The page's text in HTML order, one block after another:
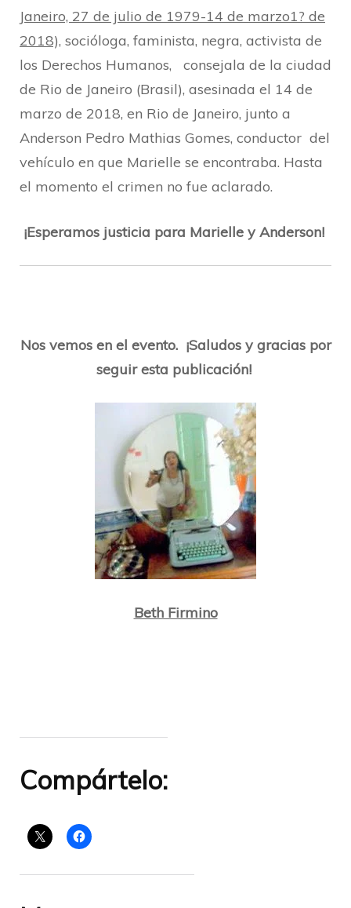
Janeiro, 27 de julio de 1979-14 de marzo1? de
2018), socióloga, faminista, negra, activista de
los Derechos Humanos, consejala de la ciudad
de Rio de Janeiro (Brasil), asesinada el 14 de
marzo de 2018, en Rio de Janeiro, junto a
Anderson Pedro Mathias Gomes, conductor del
vehículo en que Marielle se encontraba. Hasta
el momento el crimen no fue aclarado.
¡Esperamos justicia para Marielle y Anderson!
Nos vemos en el evento. ¡Saludos y gracias por
seguir esta publicación!
Beth Firmino
Compártelo: